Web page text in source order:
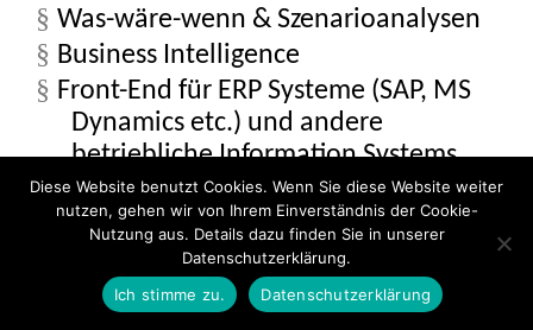
§ Was-wäre-wenn & Szenarioanalysen
§ Business Intelligence
§ Front-End für ERP Systeme (SAP, MS
Dynamics etc.) und andere
betriebliche Information Systems
BACK TO LEKTION NEXT THEMA
Diese Website benutzt Cookies. Wenn Sie diese Website weiter
nutzen, gehen wir von Ihrem Einverständnis der Cookie-
Nutzung aus. Details dazu finden Sie in unserer
Datenschutzerklärung.
Ich stimme zu.
Datenschutzerklärung